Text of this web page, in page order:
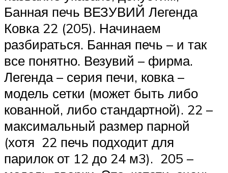
Банная печь ВЕЗУВИЙ Легенда
Ковка 22 (205). Начинаем
разбираться. Банная печь – и так
все понятно. Везувий – фирма.
Легенда – серия печи, ковка –
модель сетки (может быть либо
кованной, либо стандартной). 22 –
максимальный размер парной
(хотя 22 печь подходит для
парилок от 12 до 24 м3). 205 –